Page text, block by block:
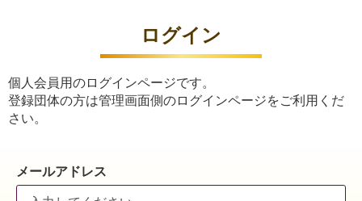
ログイン
個人会員用のログインページです。
登録団体の方は管理画面側のログインページをご利用くだ
さい。
メールアドレス